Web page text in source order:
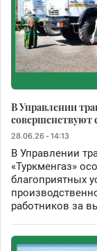
В Управлении
совершенствуют
28.06.26 - 14:13
В Управлении
«Туркменгаз»
благоприятных
работников за